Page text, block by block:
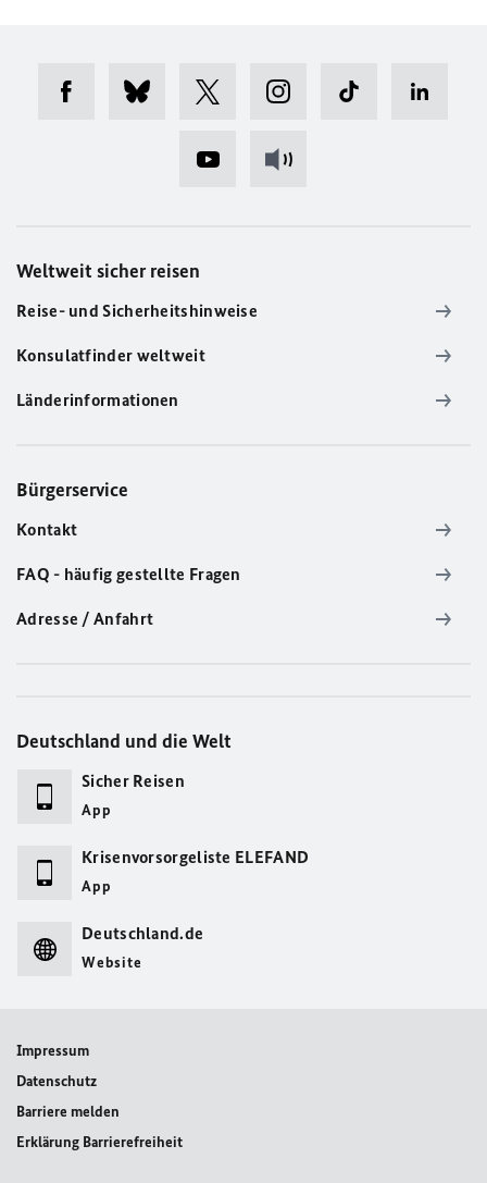
Weltweit sicher reisen
Reise- und Sicherheitshinweise
Konsulatfinder weltweit
Länderinformationen
Bürgerservice
Kontakt
FAQ - häufig gestellte Fragen
Adresse / Anfahrt
Deutschland und die Welt
Sicher Reisen
App
Krisenvorsorgeliste ELEFAND
App
Deutschland.de
Website
Impressum
Datenschutz
Barriere melden
Erklärung Barrierefreiheit